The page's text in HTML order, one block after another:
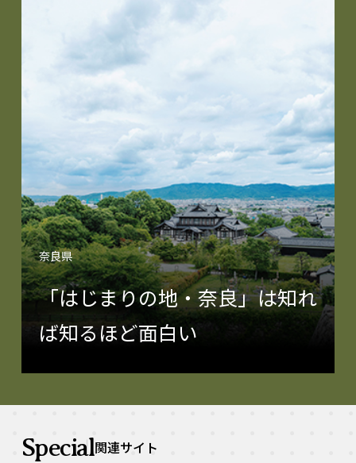
奈良県
「はじまりの地・奈良」は知れ
ば知るほど面白い
Special関連サイト